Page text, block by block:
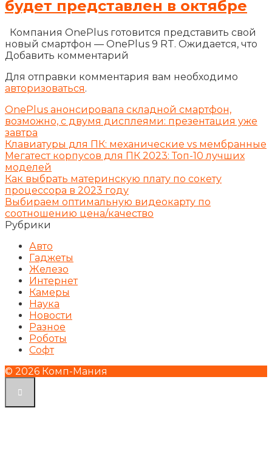
будет представлен в октябре
Компания OnePlus готовится представить свой
новый смартфон — OnePlus 9 RT. Ожидается, что
Добавить комментарий
Для отправки комментария вам необходимо
авторизоваться.
OnePlus анонсировала складной смартфон,
возможно, с двумя дисплеями: презентация уже
завтра
Клавиатуры для ПК: механические vs мембранные
Мегатест корпусов для ПК 2023: Топ-10 лучших
моделей
Как выбрать материнскую плату по сокету
процессора в 2023 году
Выбираем оптимальную видеокарту по
соотношению цена/качество
Рубрики
Авто
Гаджеты
Железо
Интернет
Камеры
Наука
Новости
Разное
Роботы
Софт
© 2026 Комп-Мания